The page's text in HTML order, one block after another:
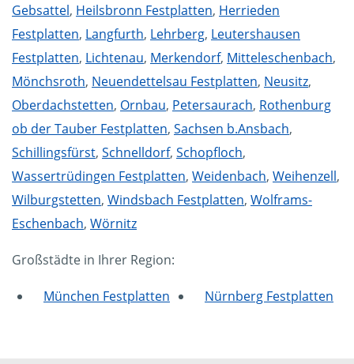
Gebsattel, Heilsbronn Festplatten, Herrieden
Festplatten, Langfurth, Lehrberg, Leutershausen
Festplatten, Lichtenau, Merkendorf, Mitteleschenbach,
Mönchsroth, Neuendettelsau Festplatten, Neusitz,
Oberdachstetten, Ornbau, Petersaurach, Rothenburg
ob der Tauber Festplatten, Sachsen b.Ansbach,
Schillingsfürst, Schnelldorf, Schopfloch,
Wassertrüdingen Festplatten, Weidenbach, Weihenzell,
Wilburgstetten, Windsbach Festplatten, Wolframs-
Eschenbach, Wörnitz
Großstädte in Ihrer Region:
München Festplatten Nürnberg Festplatten